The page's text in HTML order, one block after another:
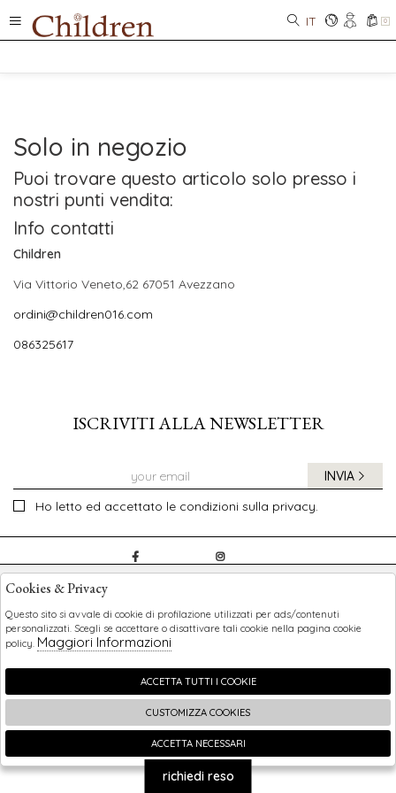
IT 0
Solo in negozio
Puoi trovare questo articolo solo presso i
nostri punti vendita:
Info contatti
Children
Via Vittorio Veneto,62 67051 Avezzano
ordini@children016.com
086325617
ISCRIVITI ALLA NEWSLETTER
Ho letto ed accettato le condizioni sulla privacy.
INVIA
SHOPPING
EXTRA
🍪
richiedi reso
Cookies & Privacy
Questo sito si avvale di cookie di profilazione utilizzati per ads/contenuti
personalizzati. Scegli se accettare o disattivare tali cookie nella pagina cookie
policy. Maggiori Informazioni
ACCETTA TUTTI I COOKIE
CUSTOMIZZA COOKIES
ACCETTA NECESSARI